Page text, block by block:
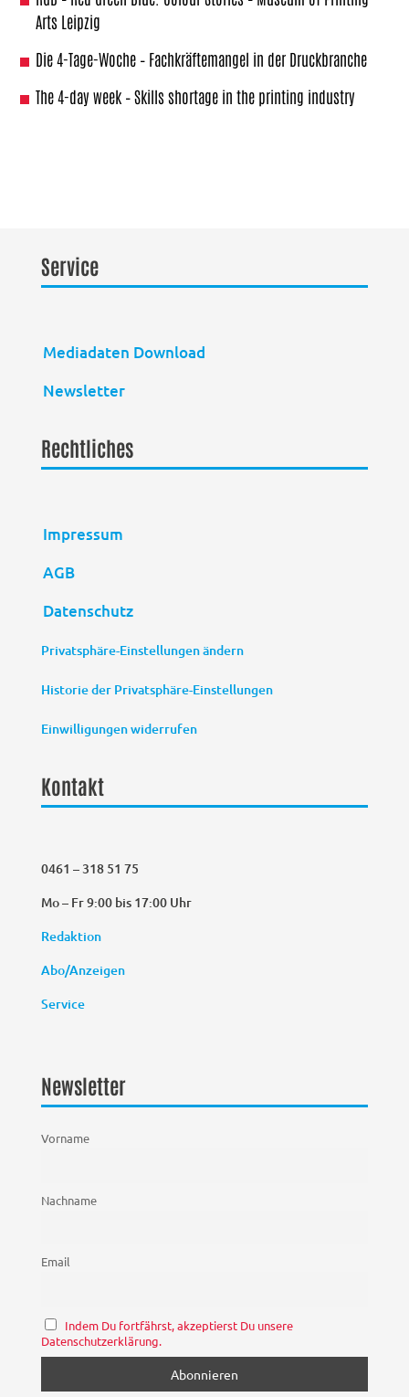
Arts Leipzig
Die 4-Tage-Woche – Fachkräftemangel in der Druckbranche
The 4-day week – Skills shortage in the printing industry
Service
Mediadaten Download
Newsletter
Rechtliches
Impressum
AGB
Datenschutz
Privatsphäre-Einstellungen ändern
Historie der Privatsphäre-Einstellungen
Einwilligungen widerrufen
Kontakt
0461 – 318 51 75
Mo – Fr 9:00 bis 17:00 Uhr
Redaktion
Abo/Anzeigen
Service
Newsletter
Vorname
Nachname
Email
Indem Du fortfährst, akzeptierst Du unsere
Datenschutzerklärung.